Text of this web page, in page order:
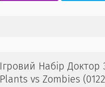
Ігровий Набір
Plants vs Zombies